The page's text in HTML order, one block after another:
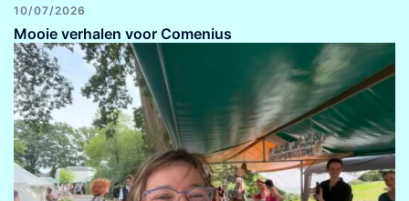
10/07/2026
Mooie verhalen voor Comenius